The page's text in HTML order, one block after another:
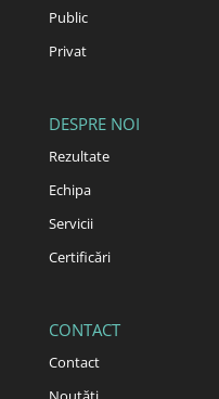
Public
Privat
DESPRE NOI
Rezultate
Echipa
Servicii
Certificări
CONTACT
Contact